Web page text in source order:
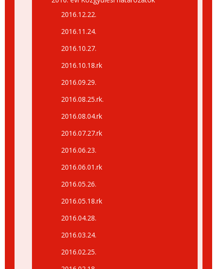
2016.12.22.
2016.11.24.
2016.10.27.
2016.10.18.rk
2016.09.29.
2016.08.25.rk.
2016.08.04.rk
2016.07.27.rk
2016.06.23.
2016.06.01.rk
2016.05.26.
2016.05.18.rk
2016.04.28.
2016.03.24.
2016.02.25.